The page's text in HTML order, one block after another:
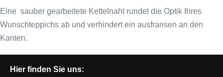
Eine sauber gearbeitete Kettelnaht rundet die Optik Ihres
Wunschteppichs ab und verhindert ein ausfransen an den
Kanten.
Hier finden Sie uns: